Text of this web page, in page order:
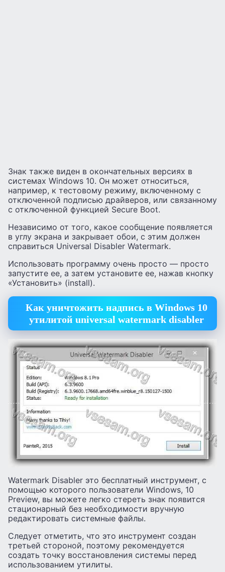
Знак также виден в окончательных версиях в
системах Windows 10. Он может относиться,
например, к тестовому режиму, включенному с
отключенной подписью драйверов, или связанному
с отключенной функцией Secure Boot.
Независимо от того, какое сообщение появляется
в углу экрана и закрывает обои, с этим должен
справиться Universal Disabler Watermark.
Использовать программу очень просто — просто
запустите ее, а затем установите ее, нажав кнопку
«Установить» (install).
Как уничтожить надпись в Windows 10
утилитой universal watermark disabler
Watermark Disabler это бесплатный инструмент, с
помощью которого пользователи Windows, 10
Preview, вы можете легко стереть знак появится
стационарный без необходимости вручную
редактировать системные файлы.
Следует отметить, что это инструмент создан
третьей стороной, поэтому рекомендуется
создать точку восстановления системы перед
использованием утилиты.